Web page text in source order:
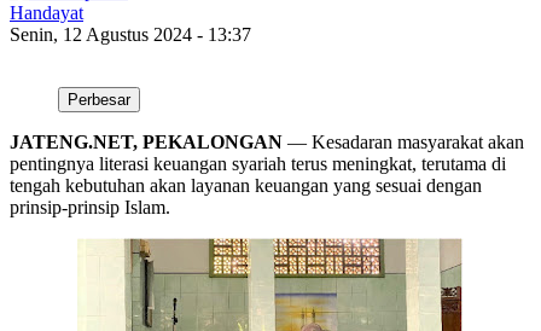
Handayat
Senin, 12 Agustus 2024 - 13:37
Perbesar
JATENG.NET, PEKALONGAN — Kesadaran masyarakat akan
pentingnya literasi keuangan syariah terus meningkat, terutama di
tengah kebutuhan akan layanan keuangan yang sesuai dengan
prinsip-prinsip Islam.